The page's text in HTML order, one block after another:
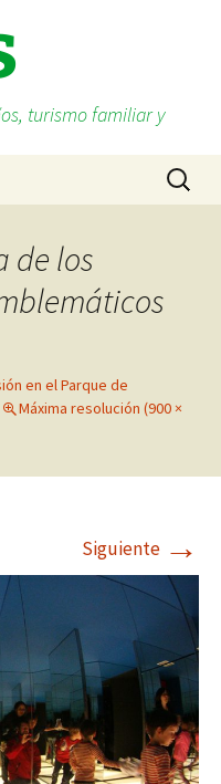
turismo familiar y
Buscar:
de los
en el Parque de
Máxima resolución (900 ×
Siguiente →